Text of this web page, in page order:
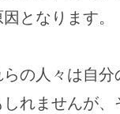
となります。
の人々は自分
れませんが、